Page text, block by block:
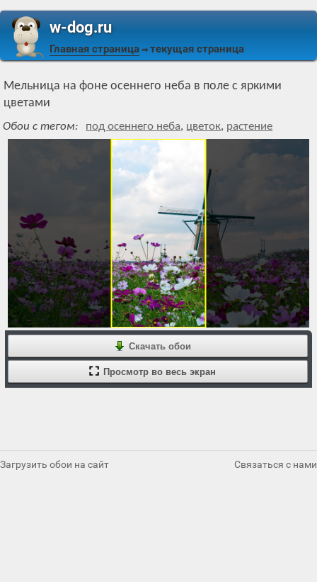
w-dog.ru
Главная страница ⇒ текущая страница
Мельница на фоне осеннего неба в поле с яркими
цветами
Обои с тегом: под осеннего неба, цветок, растение
Скачать обои
Просмотр во весь экран
Загрузить обои на сайт Связаться с нами